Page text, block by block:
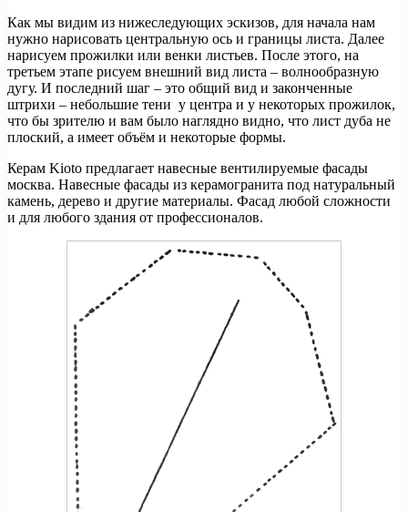
Как мы видим из нижеследующих эскизов, для начала нам
нужно нарисовать центральную ось и границы листа. Далее
нарисуем прожилки или венки листьев. После этого, на
третьем этапе рисуем внешний вид листа – волнообразную
дугу. И последний шаг – это общий вид и законченные
штрихи – небольшие тени у центра и у некоторых прожилок,
что бы зрителю и вам было наглядно видно, что лист дуба не
плоский, а имеет объём и некоторые формы.
Керам Kioto предлагает навесные вентилируемые фасады
москва. Навесные фасады из керамогранита под натуральный
камень, дерево и другие материалы. Фасад любой сложности
и для любого здания от профессионалов.